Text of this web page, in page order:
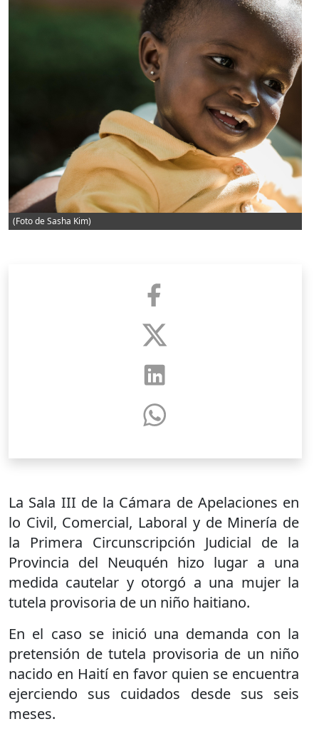
(Foto de Sasha Kim)
La Sala III de la Cámara de Apelaciones en
lo Civil, Comercial, Laboral y de Minería de
la Primera Circunscripción Judicial de la
Provincia del Neuquén hizo lugar a una
medida cautelar y otorgó a una mujer la
tutela provisoria de un niño haitiano.
En el caso se inició una demanda con la
pretensión de tutela provisoria de un niño
nacido en Haití en favor quien se encuentra
ejerciendo sus cuidados desde sus seis
meses.